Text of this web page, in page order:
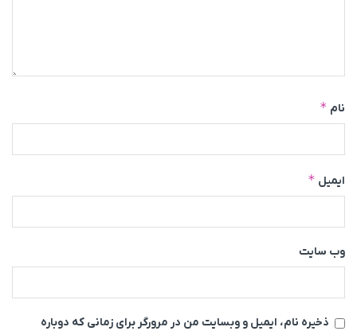
نام *
ایمیل *
وب‌ سایت
ذخیره نام، ایمیل و وبسایت من در مرورگر برای زمانی که دوباره